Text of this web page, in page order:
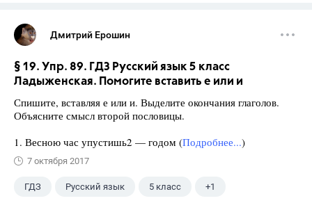
Дмитрий Ерошин
§ 19. Упр. 89. ГДЗ Русский язык 5 класс
Ладыженская. Помогите вставить е или и
Спишите, вставляя е или и. Выделите окончания глаголов.
Объясните смысл второй пословицы.
1. Весною час упустишь2 — годом (Подробнее...)
7 октября 2017
ГДЗ Русский язык 5 класс +1